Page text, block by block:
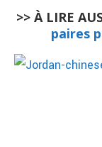
>> À LIRE
paires